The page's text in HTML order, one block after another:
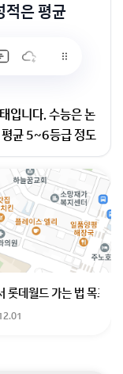
적은 평균
입니다. 수능은 논
평균 5~6등급 정도
는데 동양미래가
재수를 하는게 나
니다. 선택과 이유
보입니다
입니다 지금 제 내신이
롯데월드 가는 법 목포